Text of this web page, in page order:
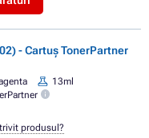
- Cartuș TonerPartner
13ml
produsul?